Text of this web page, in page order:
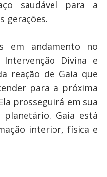
saudável para a
gerações.
em andamento no
Divina e
reação de Gaia que
para a próxima
prosseguirá em sua
Gaia está
interior, física e